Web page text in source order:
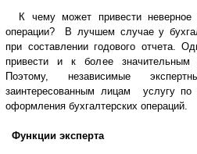
К чему может привести неверное
операции? В лучшем случае у
при составлении годового отчета.
привести и к более значительным
Поэтому, независимые
заинтересованным лицам услугу по
оформления бухгалтерских операций.
Функции эксперта